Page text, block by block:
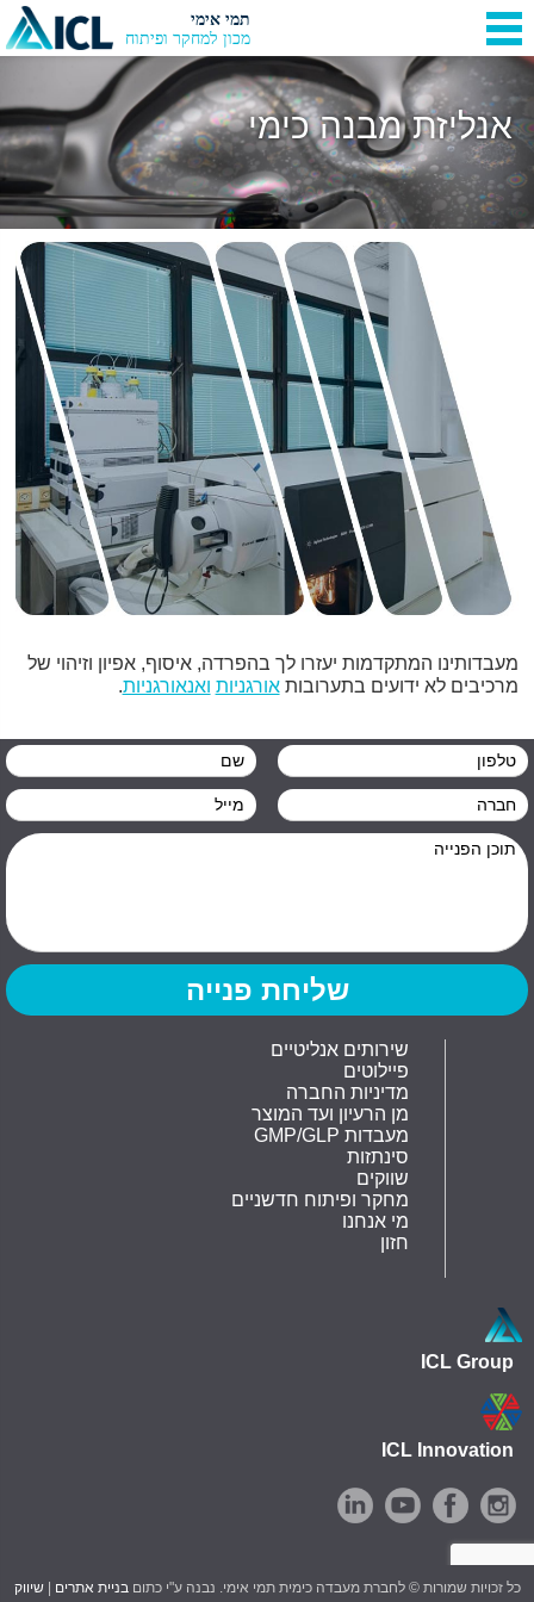
תמי אימי
מכון למחקר ופיתוח
אנליזת מבנה כימי
מעבדותינו המתקדמות יעזרו לך בהפרדה, איסוף, אפיון וזיהוי של
מרכיבים לא ידועים בתערובותאורגניות ואנאורגניות.
שירותים אנליטיים
פיילוטים
מדיניות החברה
מן הרעיון ועד המוצר
GMP/GLP מעבדות
סינתזות
שווקים
מחקר ופיתוח חדשניים
מי אנחנו
חזון
ICL Group
ICL Innovation
כל זכויות שמורות © לחברת מעבדה כימית תמי אימי. נבנה ע"י כתוםבניית אתרים |שיווק